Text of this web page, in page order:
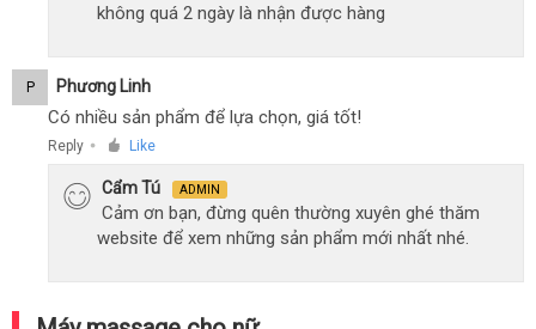
không quá 2 ngày là nhận được hàng
P Phương Linh
Có nhiều sản phẩm để lựa chọn, giá tốt!
Reply ● Like
Cẩm Tú ADMIN
Cảm ơn bạn, đừng quên thường xuyên ghé thăm
website để xem những sản phẩm mới nhất nhé.